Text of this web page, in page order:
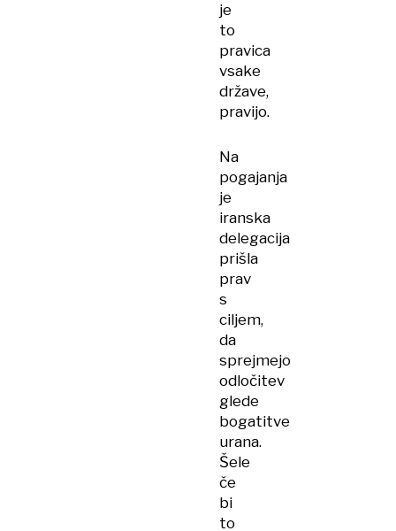
je
to
pravica
vsake
države,
pravijo.
Na
pogajanja
je
iranska
delegacija
prišla
prav
s
ciljem,
da
sprejmejo
odločitev
glede
bogatitve
urana.
Šele
če
bi
to